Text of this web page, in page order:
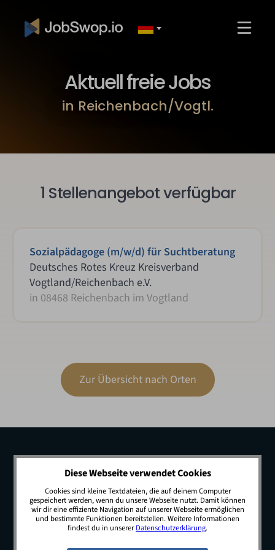
Aktuell freie Jobs
in Reichenbach/Vogtl.
1 Stellenangebot verfügbar
Sozialpädagoge (m/w/d) für Suchtberatung
Deutsches Rotes Kreuz Kreisverband
Vogtland/Reichenbach e.V.
in 08468 Reichenbach im Vogtland
Zur Übersicht nach Orten
© 2026 JobSwop.io · All rights reserved.
Diese Webseite verwendet Cookies
Cookies sind kleine Textdateien, die auf deinem Computer
gespeichert werden, wenn du unsere Webseite nutzt. Damit können
wir dir eine effiziente Navigation auf unserer Webseite ermöglichen
und bestimmte Funktionen bereitstellen. Weitere Informationen
findest du in unsererDatenschutzerklärung.